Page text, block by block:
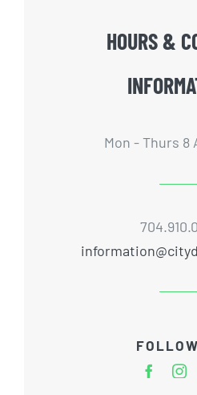
HOURS &
Mon - Thurs 8